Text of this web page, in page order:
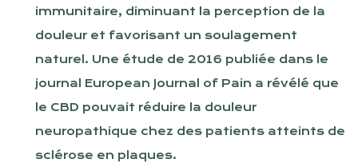
immunitaire, diminuant la perception de la
douleur et favorisant un soulagement
naturel. Une étude de 2016 publiée dans le
journal European Journal of Pain a révélé que
le CBD pouvait réduire la douleur
neuropathique chez des patients atteints de
sclérose en plaques.